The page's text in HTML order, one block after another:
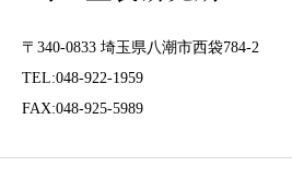
〒340-0833 埼玉県八潮市西袋784-2
TEL:048-922-1959
FAX:048-925-5989